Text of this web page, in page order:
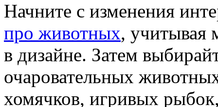
Начните с изменения
про животных, учитывая
в дизайне. Затем
очаровательных
хомячков, игривых